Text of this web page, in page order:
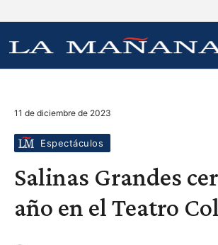
11 de diciembre de 2023
Espectáculos
Salinas Grandes
año en el Teatro